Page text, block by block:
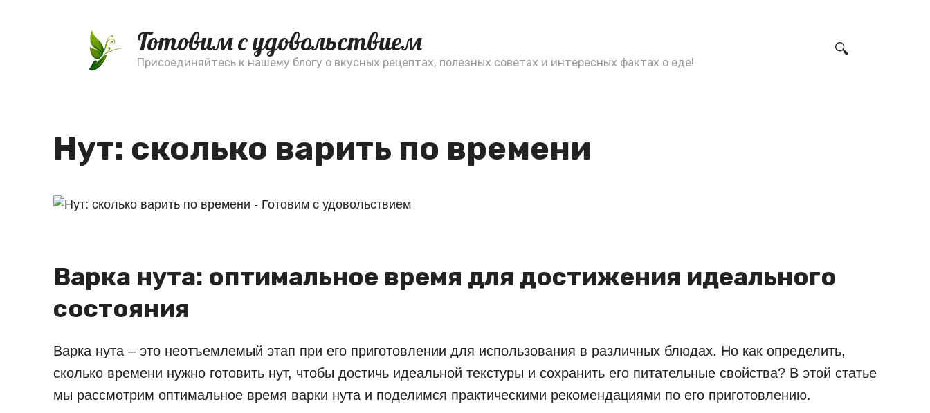
Готовим с удовольствием
Присоединяйтесь к нашему блогу о вкусных рецептах, полезных советах и интересных фактах о еде!
Нут: сколько варить по времени
Варка нута: оптимальное время для достижения идеального
состояния
Варка нута – это неотъемлемый этап при его приготовлении для использования в различных блюдах. Но как определить,
сколько времени нужно готовить нут, чтобы достичь идеальной текстуры и сохранить его питательные свойства? В этой статье
мы рассмотрим оптимальное время варки нута и поделимся практическими рекомендациями по его приготовлению.